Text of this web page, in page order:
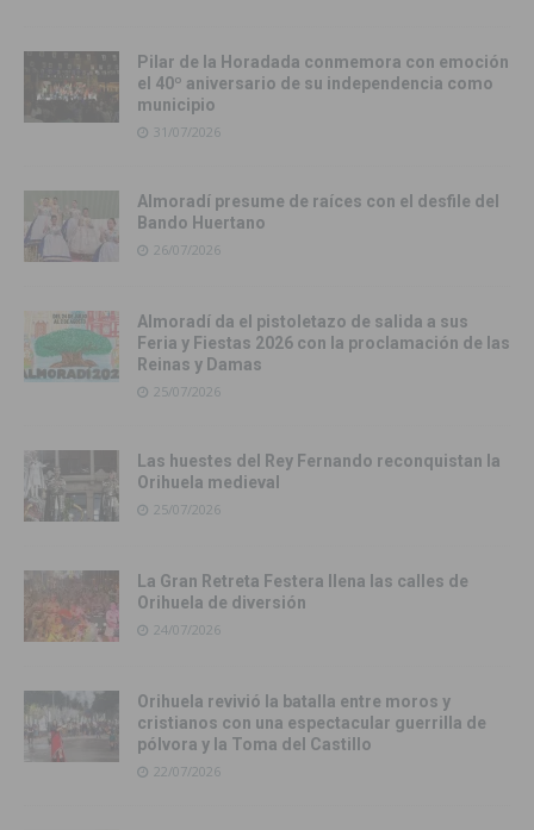
Pilar de la Horadada conmemora con emoción
el 40º aniversario de su independencia como
municipio
31/07/2026
Almoradí presume de raíces con el desfile del
Bando Huertano
26/07/2026
Almoradí da el pistoletazo de salida a sus
Feria y Fiestas 2026 con la proclamación de las
Reinas y Damas
25/07/2026
Las huestes del Rey Fernando reconquistan la
Orihuela medieval
25/07/2026
La Gran Retreta Festera llena las calles de
Orihuela de diversión
24/07/2026
Orihuela revivió la batalla entre moros y
cristianos con una espectacular guerrilla de
pólvora y la Toma del Castillo
22/07/2026